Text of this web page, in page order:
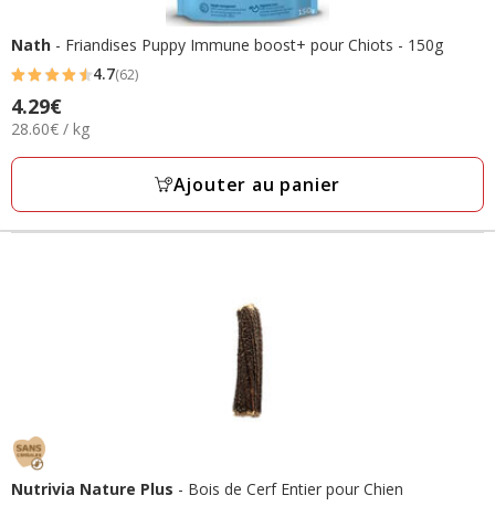
Nath - Friandises Puppy Immune boost+ pour Chiots - 150g
4.7
étoiles
avec
62
4.7(62)
Prix
4.29€
4.29€
28.60€
Kg
28.60€ / kg
Ajouter au panier
Nutrivia Nature Plus - Bois de Cerf Entier pour Chien